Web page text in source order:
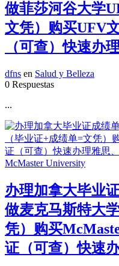
做菲莎河谷大学
文凭）购买UFV
（可查）快速办
dfns en Salud y Belleza
0 Respuestas
...
办理加拿大毕业
做麦克马斯特大
凭）购买
证（可查）快速